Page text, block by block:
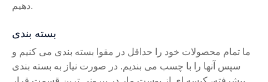
دهیم.
بسته بندی
ما تمام محصولات خود را حداقل در مقوا بسته بندی می کنیم و
سپس آنها را با چسب می بندیم. در صورت نیاز به بسته بندی